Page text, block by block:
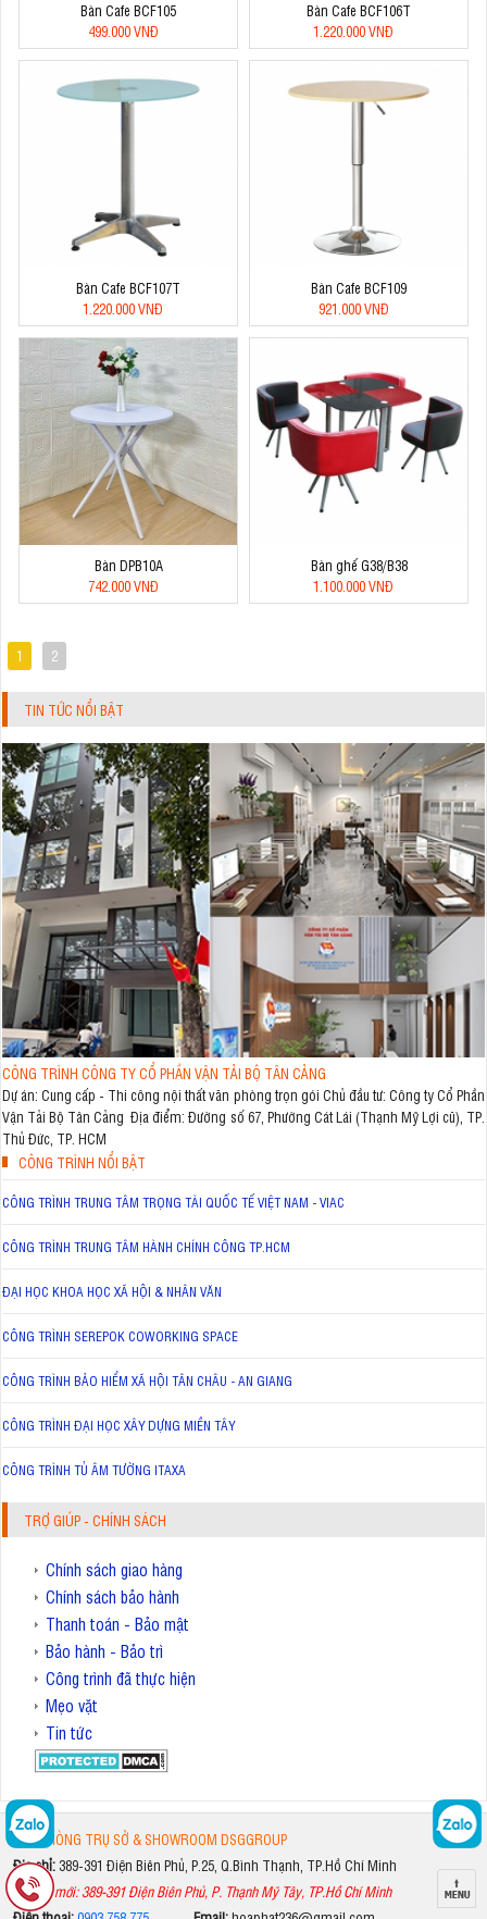
Bàn Cafe BCF105
499.000 VNĐ
Bàn Cafe BCF106T
1.220.000 VNĐ
Bàn Cafe BCF107T
1.220.000 VNĐ
Bàn Cafe BCF109
921.000 VNĐ
Bàn DPB10A
742.000 VNĐ
Bàn ghế G38/B38
1.100.000 VNĐ
1 2
TIN TỨC NỔI BẬT
CÔNG TRÌNH CÔNG TY CỔ PHẦN VẬN TẢI BỘ TÂN CẢNG
Dự án: Cung cấp - Thi công nội thất văn phòng trọn gói Chủ đầu tư: Công ty Cổ Phần
Vận Tải Bộ Tân Cảng Địa điểm: Đường số 67, Phường Cát Lái (Thạnh Mỹ Lợi cũ), TP.
Thủ Đức, TP. HCM
CÔNG TRÌNH NỔI BẬT
CÔNG TRÌNH TRUNG TÂM TRỌNG TÀI QUỐC TẾ VIỆT NAM - VIAC
CÔNG TRÌNH TRUNG TÂM HÀNH CHÍNH CÔNG TP.HCM
ĐẠI HỌC KHOA HỌC XÃ HỘI & NHÂN VĂN
CÔNG TRÌNH SEREPOK COWORKING SPACE
CÔNG TRÌNH BẢO HIỂM XÃ HỘI TÂN CHÂU - AN GIANG
CÔNG TRÌNH ĐẠI HỌC XÂY DỰNG MIỀN TÂY
CÔNG TRÌNH TỦ ÂM TƯỜNG ITAXA
TRỢ GIÚP - CHÍNH SÁCH
Chính sách giao hàng
Chính sách bảo hành
Thanh toán - Bảo mật
Bảo hành - Bảo trì
Công trình đã thực hiện
Mẹo vặt
Tin tức
VĂN PHÒNG TRỤ SỞ & SHOWROOM DSGGROUP
Địa chỉ: 389-391 Điện Biên Phủ, P.25, Q.Bình Thạnh, TP.Hồ Chí Minh
Địa chỉ mới: 389-391 Điện Biên Phủ, P. Thạnh Mỹ Tây, TP.Hồ Chí Minh